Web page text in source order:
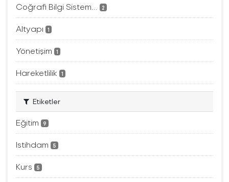
Coğrafi Bilgi Sistem... 2
Altyapı 1
Yönetişim 1
Hareketlilik 1
Etiketler
Eğitim 9
Istihdam 5
Kurs 5